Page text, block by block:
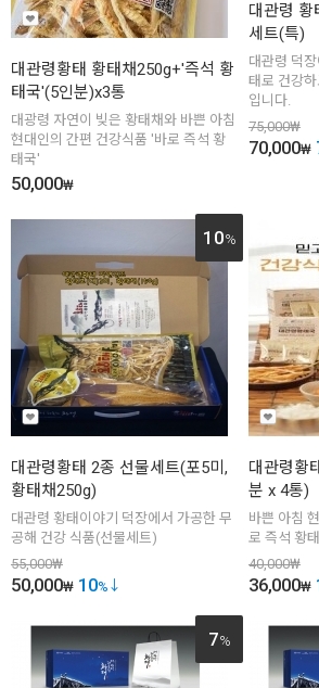
대관령황태 황태채250g+'즉석 황
태국'(5인분)x3통
대광령 자연이 빚은 황태채와 바쁜 아침
현대인의 간편 건강식품 '바로 즉석 황
태국'
50,000₩
대관령 황
세트(특)
대관령 덕
태로 건강
입니다.
75,000₩
70,000₩
10%
대관령황태 2종 선물세트(포5미,
황태채250g)
대관령 황태이야기 덕장에서 가공한 무
공해 건강 식품(선물세트)
55,000₩
50,000₩ 10%
대관령황
분 x 4통)
바쁜 아침
로 즉석 황
40,000₩
36,000₩
7%